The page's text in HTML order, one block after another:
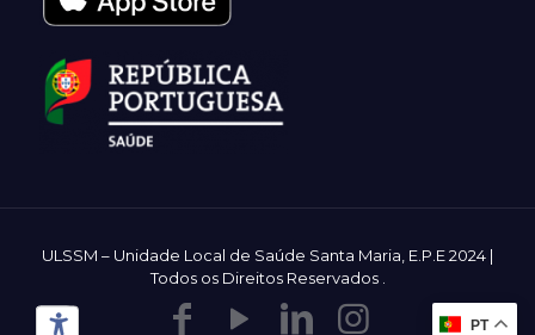
ULSSM – Unidade Local de Saúde Santa Maria, E.P.E 2024 |
Todos os Direitos Reservados
PT